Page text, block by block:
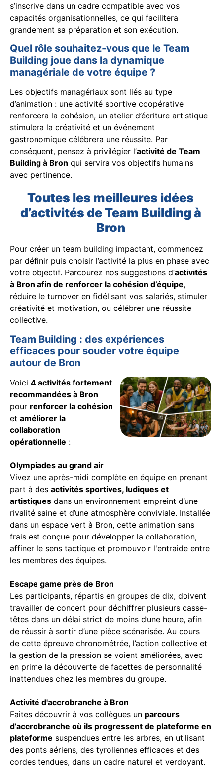
s’inscrive dans un cadre compatible avec vos
capacités organisationnelles, ce qui facilitera
grandement sa préparation et son exécution.
Quel rôle souhaitez-vous que le Team
Building joue dans la dynamique
managériale de votre équipe ?
Les objectifs managériaux sont liés au type
d’animation : une activité sportive coopérative
renforcera la cohésion, un atelier d’écriture artistique
stimulera la créativité et un événement
gastronomique célébrera une réussite. Par
conséquent, pensez à privilégier l’activité de Team
Building à Bron qui servira vos objectifs humains
avec pertinence.
Toutes les meilleures idées
d’activités de Team Building à
Bron
Pour créer un team building impactant, commencez
par définir puis choisir l’activité la plus en phase avec
votre objectif. Parcourez nos suggestions d’activités
à Bron afin de renforcer la cohésion d’équipe,
réduire le turnover en fidélisant vos salariés, stimuler
créativité et motivation, ou célébrer une réussite
collective.
Team Building : des expériences
efficaces pour souder votre équipe
autour de Bron
Voici 4 activités fortement
recommandées à Bron
pour renforcer la cohésion
et améliorer la
collaboration
opérationnelle :
Olympiades au grand air
Vivez une après-midi complète en équipe en prenant
part à des activités sportives, ludiques et
artistiques dans un environnement empreint d’une
rivalité saine et d’une atmosphère conviviale. Installée
dans un espace vert à Bron, cette animation sans
frais est conçue pour développer la collaboration,
affiner le sens tactique et promouvoir l'entraide entre
les membres des équipes.
Escape game près de Bron
Les participants, répartis en groupes de dix, doivent
travailler de concert pour déchiffrer plusieurs casse-
têtes dans un délai strict de moins d’une heure, afin
de réussir à sortir d’une pièce scénarisée. Au cours
de cette épreuve chronométrée, l’action collective et
la gestion de la pression se voient améliorées, avec
en prime la découverte de facettes de personnalité
inattendues chez les membres du groupe.
Activité d'accrobranche à Bron
Faites découvrir à vos collègues un parcours
d’accrobranche où ils progressent de plateforme en
plateforme suspendues entre les arbres, en utilisant
des ponts aériens, des tyroliennes efficaces et des
cordes tendues, dans un cadre naturel et verdoyant.